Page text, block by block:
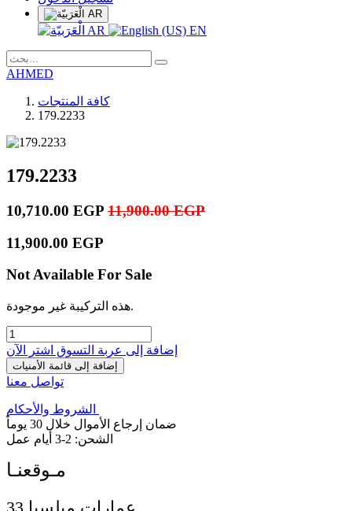
AR
AR EN
AHMED
كافة المنتجات
179.2233
179.2233
10,710.00 EGP 11,900.00EGP
11,900.00 EGP
Not Available For Sale
هذه التركيبة غير موجودة.
إضافة إلى عربة التسوق اشترِ الآن
إضافة إلى قائمة الأمنيات
تواصل معنا
الشروط والأحكام
ضمان إرجاع الأموال خلال 30 يوماً
الشحن: 2-3 أيام عمل